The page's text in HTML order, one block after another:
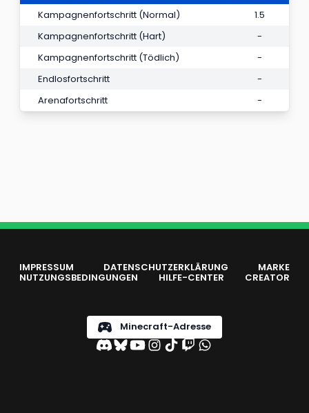
Kampagnenfortschritt (Normal)
1.5
Kampagnenfortschritt (Hart)
-
Kampagnenfortschritt (Tödlich)
-
Endlosfortschritt
-
Arenafortschritt
-
IMPRESSUM DATENSCHUTZERKLÄRUNG MARKE
NUTZUNGSBEDINGUNGEN HILFE-CENTER CREATOR
Minecraft-Adresse